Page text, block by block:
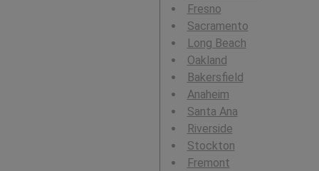
Fresno
Sacramento
Long Beach
Oakland
Bakersfield
Anaheim
Santa Ana
Riverside
Stockton
Fremont